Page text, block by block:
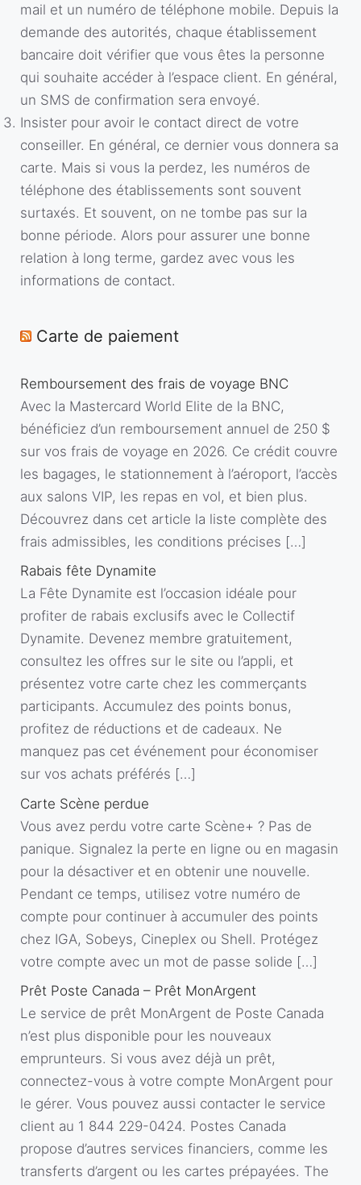
mail et un numéro de téléphone mobile. Depuis la
demande des autorités, chaque établissement
bancaire doit vérifier que vous êtes la personne
qui souhaite accéder à l’espace client. En général,
un SMS de confirmation sera envoyé.
Insister pour avoir le contact direct de votre
conseiller. En général, ce dernier vous donnera sa
carte. Mais si vous la perdez, les numéros de
téléphone des établissements sont souvent
surtaxés. Et souvent, on ne tombe pas sur la
bonne période. Alors pour assurer une bonne
relation à long terme, gardez avec vous les
informations de contact.
Carte de paiement
Remboursement des frais de voyage BNC
Avec la Mastercard World Elite de la BNC,
bénéficiez d’un remboursement annuel de 250 $
sur vos frais de voyage en 2026. Ce crédit couvre
les bagages, le stationnement à l’aéroport, l’accès
aux salons VIP, les repas en vol, et bien plus.
Découvrez dans cet article la liste complète des
frais admissibles, les conditions précises […]
Rabais fête Dynamite
La Fête Dynamite est l’occasion idéale pour
profiter de rabais exclusifs avec le Collectif
Dynamite. Devenez membre gratuitement,
consultez les offres sur le site ou l’appli, et
présentez votre carte chez les commerçants
participants. Accumulez des points bonus,
profitez de réductions et de cadeaux. Ne
manquez pas cet événement pour économiser
sur vos achats préférés […]
Carte Scène perdue
Vous avez perdu votre carte Scène+ ? Pas de
panique. Signalez la perte en ligne ou en magasin
pour la désactiver et en obtenir une nouvelle.
Pendant ce temps, utilisez votre numéro de
compte pour continuer à accumuler des points
chez IGA, Sobeys, Cineplex ou Shell. Protégez
votre compte avec un mot de passe solide […]
Prêt Poste Canada – Prêt MonArgent
Le service de prêt MonArgent de Poste Canada
n’est plus disponible pour les nouveaux
emprunteurs. Si vous avez déjà un prêt,
connectez-vous à votre compte MonArgent pour
le gérer. Vous pouvez aussi contacter le service
client au 1 844 229-0424. Postes Canada
propose d’autres services financiers, comme les
transferts d’argent ou les cartes prépayées. The